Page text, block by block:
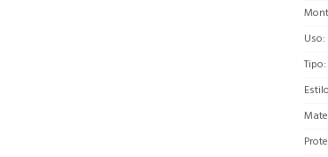
Uso
Tipo
Estilo